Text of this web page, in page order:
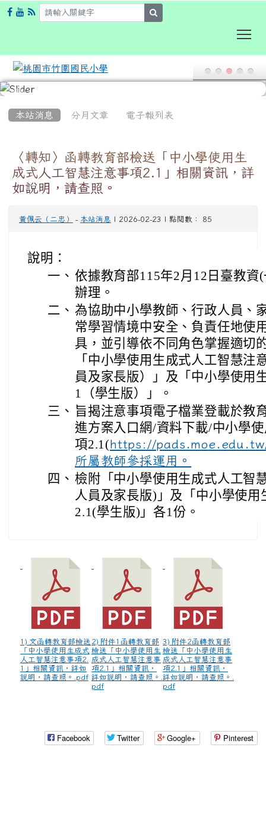
本站消息 分月文章 電子報列表
〈轉知〉函轉教育部檢送「中小學使用生
成式人工智慧注意事項2.1」相關資訊，詳
如說明，請查照。
黃佩云（二忠） - 本站消息 | 2026-02-23 | 點閱數： 85
說明：
一、 依據教育部115年2月12日臺教資
辦理。
二、 為協助中小學教師、行政人員、
常學習情境中安全、負責任地使
具，並引導依不同角色掌握適切
「中小學使用生成式人工智慧注
員及家長版）」及「中小學使用
1（學生版）」。
三、 旨揭注意事項電子檔業登載於教
進方案入口網/資料下載/中小學
項2.1(https://
所屬教師參採運用。
四、 檢附「中小學使用生成式人工智
人員及家長版)」及「中小學使
2.1(學生版)」各1份。
1) 文函轉教育部檢送
「中小學使用生成式
人工智慧注意事項2.
1」相關資訊，詳如
說明，請查照。.pdf
2) 附件1函轉教育部
檢送「中小學使用生
成式人工智慧注意事
項2.1」相關資訊，
詳如說明，請查照。.
pdf
3) 附件2函轉教育部
檢送「中小學使用生
成式人工智慧注意事
項2.1」相關資訊，
詳如說明，請查照。.
pdf
Facebook Twitter Google+ Pinterest